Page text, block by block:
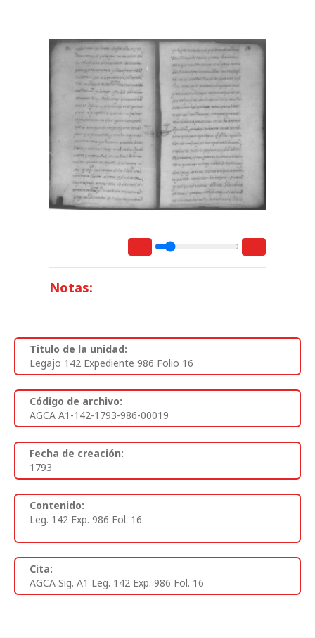
Notas:
Titulo de la unidad:
Legajo 142 Expediente 986 Folio 16
Código de archivo:
AGCA A1-142-1793-986-00019
Fecha de creación:
1793
Contenido:
Leg. 142 Exp. 986 Fol. 16
Cita:
AGCA Sig. A1 Leg. 142 Exp. 986 Fol. 16